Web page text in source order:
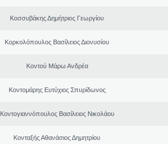
Κοσσυβάκης Δημήτριος Γεωργίου
Κορκολόπουλος Βασίλειος Διονυσίου
Κοντού Μάρω Ανδρέα
Κοντομάρης Ευτύχιος Σπυρίδωνος
Κοντογιαννόπουλος Βασίλειος Νικολάου
Κονταξής Αθανάσιος Δημητρίου